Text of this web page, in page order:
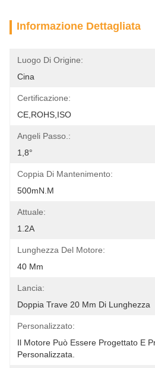
Informazione Dettagliata
Luogo Di Origine:
Cina
Certificazione:
CE,ROHS,ISO
Angeli Passo.:
1,8°
Coppia Di Mantenimento:
500mN.m
Attuale:
1.2A
Lunghezza Del Motore:
40 Mm
Lancia:
Doppia Trave 20 Mm Di Lunghezza
Personalizzato:
Il Motore Può Essere Progettato E
Personalizzata.